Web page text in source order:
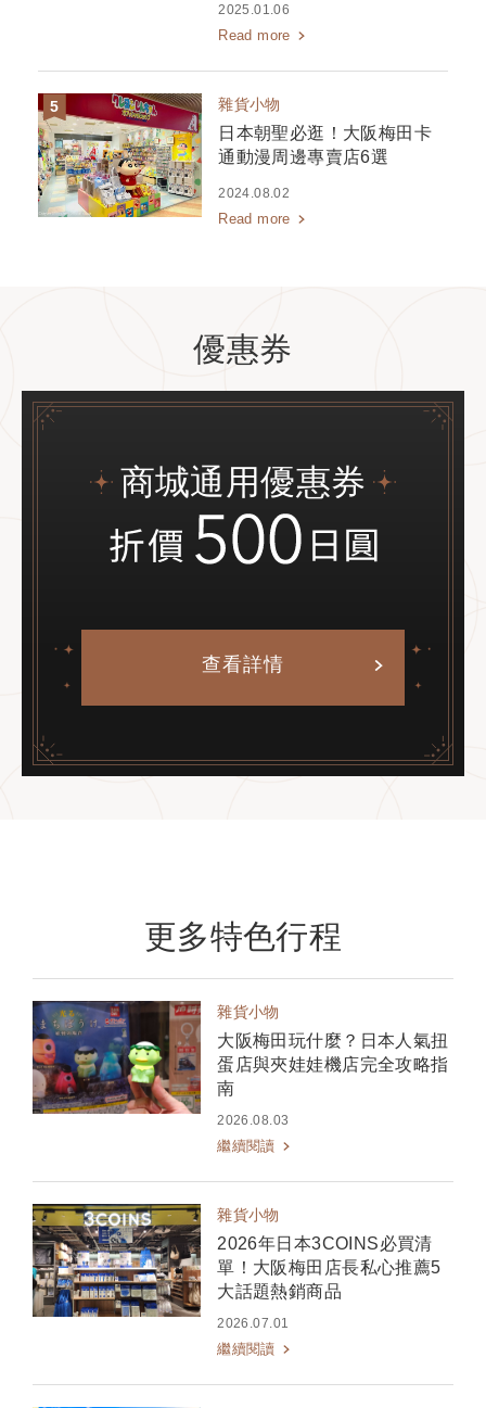
2025.01.06
Read more
雜貨小物
日本朝聖必逛！大阪梅田卡
通動漫周邊專賣店6選
2024.08.02
Read more
優惠券
商城通用優惠券
查看詳情
更多特色行程
雜貨小物
大阪梅田玩什麼？日本人氣扭
蛋店與夾娃娃機店完全攻略指
南
2026.08.03
繼續閱讀
雜貨小物
2026年日本3COINS必買清
單！大阪梅田店長私心推薦5
大話題熱銷商品
2026.07.01
繼續閱讀